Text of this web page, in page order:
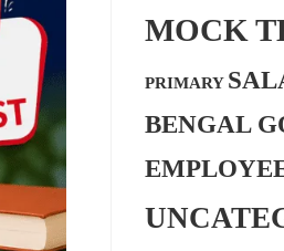
MOCK
PRIMARY
BENGAL